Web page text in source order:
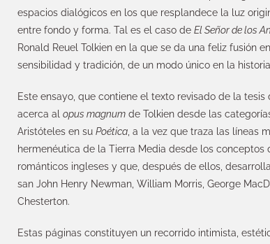
espacios dialógicos en los que resplandece la luz
entre fondo y forma. Tal es el caso deEl Señor de los
Ronald Reuel Tolkien en la que se da una feliz fusión
sensibilidad y tradición, de un modo único en la
Este ensayo, que contiene el texto revisado de la
acerca alopus magnum de Tolkien desde las
Aristóteles en suPoética , a la vez que traza las líneas
hermenéutica de la Tierra Media desde los conceptos
románticos ingleses y que, después de ellos,
san John Henry Newman, William Morris, George
Chesterton.
Estas páginas constituyen un recorrido intimista,